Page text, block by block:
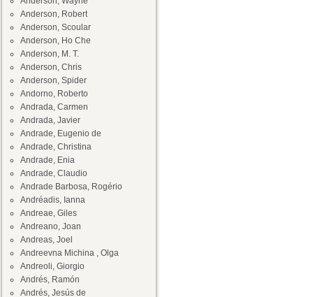
Anderson, Robert
Anderson, Scoular
Anderson, Ho Che
Anderson, M. T.
Anderson, Chris
Anderson, Spider
Andorno, Roberto
Andrada, Carmen
Andrada, Javier
Andrade, Eugenio de
Andrade, Christina
Andrade, Enia
Andrade, Claudio
Andrade Barbosa, Rogério
Andréadis, Ianna
Andreae, Giles
Andreano, Joan
Andreas, Joel
Andreevna Michina , Olga
Andreoli, Giorgio
Andrés, Ramón
Andrés, Jesús de